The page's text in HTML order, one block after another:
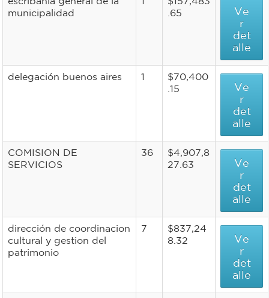
municipalidad
.65
Ve
r
det
alle
delegación buenos aires 1
$70,400
.15
Ve
r
det
alle
COMISION DE
SERVICIOS
36
$4,907,8
27.63
Ve
r
det
alle
dirección de coordinacion
cultural y gestion del
patrimonio
7
$837,24
8.32
Ve
r
det
alle